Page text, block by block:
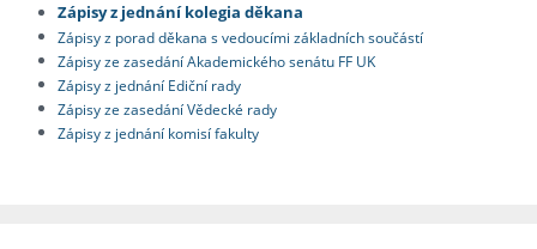
Zápisy z jednání kolegia děkana
Zápisy z porad děkana s vedoucími základních součástí
Zápisy ze zasedání Akademického senátu FF UK
Zápisy z jednání Ediční rady
Zápisy ze zasedání Vědecké rady
Zápisy z jednání komisí fakulty